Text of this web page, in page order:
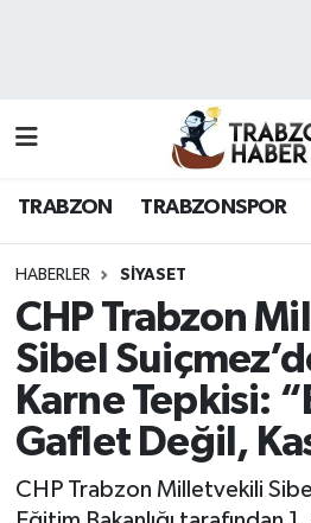
TRABZON TRABZONSPOR
HABERLER SİYASET
CHP Trabzon
Sibel
Karne Tepkisi:
Gaflet Değil,
CHP Trabzon Milletvekili
Hava Durumu
Namaz Vakitleri
Trafik Durumu
Süper Lig Puan Durumu
Tüm Manşetler
Son Dakika Haberleri
Haber Arşivi